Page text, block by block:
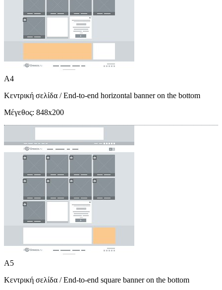
A4
Κεντρική σελίδα / End-to-end horizontal banner on the bottom
Μέγεθος: 848x200
A5
Κεντρική σελίδα / End-to-end square banner on the bottom